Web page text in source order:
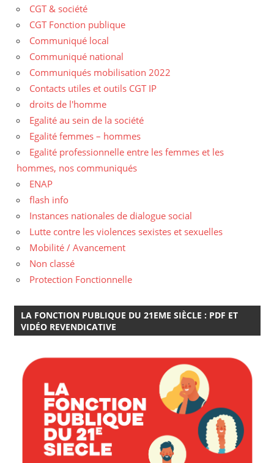
CGT & société
CGT Fonction publique
Communiqué local
Communiqué national
Communiqués mobilisation 2022
Contacts utiles et outils CGT IP
droits de l'homme
Egalité au sein de la société
Egalité femmes – hommes
Egalité professionnelle entre les femmes et les
hommes, nos communiqués
ENAP
flash info
Instances nationales de dialogue social
Lutte contre les violences sexistes et sexuelles
Mobilité / Avancement
Non classé
Protection Fonctionnelle
LA FONCTION PUBLIQUE DU 21EME SIÈCLE : PDF ET
VIDÉO REVENDICATIVE